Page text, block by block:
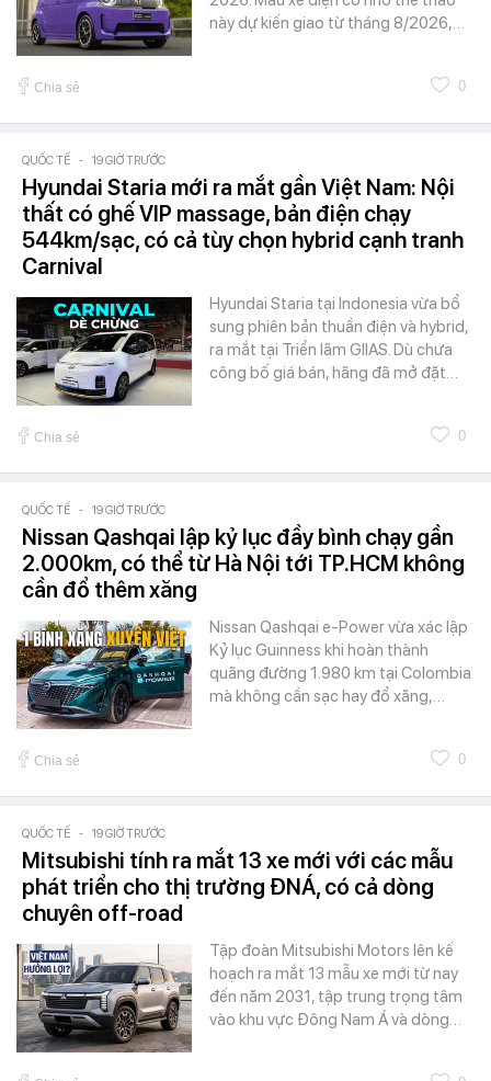
này dự kiến giao từ tháng 8/2026,…
Chia sẻ 0
QUỐC TẾ - 19 GIỜ TRƯỚC
Hyundai Staria mới ra mắt gần Việt Nam: Nội
thất có ghế VIP massage, bản điện chạy
544km/sạc, có cả tùy chọn hybrid cạnh tranh
Carnival
Hyundai Staria tại Indonesia vừa bổ
sung phiên bản thuần điện và hybrid,
ra mắt tại Triển lãm GIIAS. Dù chưa
công bố giá bán, hãng đã mở đặt…
Chia sẻ 0
QUỐC TẾ - 19 GIỜ TRƯỚC
Nissan Qashqai lập kỷ lục đầy bình chạy gần
2.000km, có thể từ Hà Nội tới TP.HCM không
cần đổ thêm xăng
Nissan Qashqai e-Power vừa xác lập
Kỷ lục Guinness khi hoàn thành
quãng đường 1.980 km tại Colombia
mà không cần sạc hay đổ xăng,…
Chia sẻ 0
QUỐC TẾ - 19 GIỜ TRƯỚC
Mitsubishi tính ra mắt 13 xe mới với các mẫu
phát triển cho thị trường ĐNÁ, có cả dòng
chuyên off-road
Tập đoàn Mitsubishi Motors lên kế
hoạch ra mắt 13 mẫu xe mới từ nay
đến năm 2031, tập trung trọng tâm
vào khu vực Đông Nam Á và dòng…